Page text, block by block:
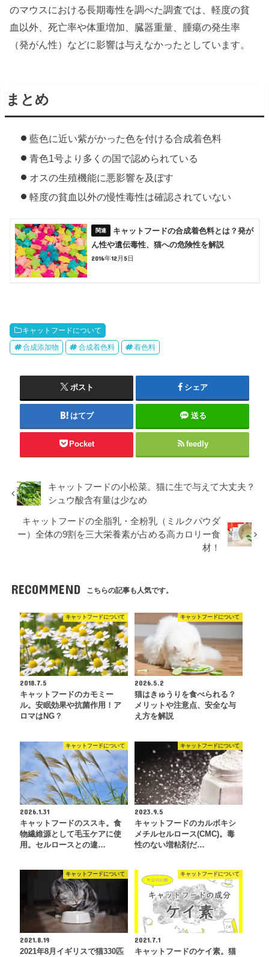
のマウスにおける長期毒性を調べた調査では、軽度の貧
血以外、死亡率や体重増加、臓器重量、腫瘍の発生率
（発がん性）などに影響は与えなかったとしています。
まとめ
藍色に近い紫がかった色を付ける合成着色料
青色1号より多くの国で認められている
オスの生殖機能に悪影響を及ぼす
軽度の貧血以外の慢性毒性は確認されていない
キャットフードの合成着色料とは？発が
ん性や遺伝毒性、猫への危険性を解説
2016年12月5日
キャットフードについて
合成添加物 合成着色料 着色料
ポスト シェア
はてブ 送る
Pocket feedly
キャットフードの小松菜。猫に生で与えて大丈夫？
シュウ酸含有量は少なめ
キャットフードの全脂乳・全粉乳（ミルクパウダ
ー）全体の9割を三大栄養素が占める高カロリー食
材！
RECOMMEND こちらの記事も人気です。
キャットフードについて
2018.7.5
キャットフードのカモミー
ル。安眠効果や抗菌作用！ア
ロマはNG？
キャットフードについて
2026.5.2
猫はきゅうりを食べられる？
メリットや注意点、安全な与
え方を解説
キャットフードについて
2026.1.31
キャットフードのススキ。食
物繊維源として毛玉ケアに使
用。セルロースとの違…
キャットフードについて
2023.9.5
キャットフードのカルボキシ
メチルセルロース(CMC)。毒
性のない増粘剤だ…
キャットフードについて
2021.8.19
2021年8月イギリスで猫330匹
キャットフードについて
2021.7.1
キャットフードのケイ素。猫